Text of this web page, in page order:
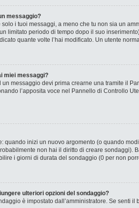
messaggio?
i tuoi messaggi, a meno che tu non sia un
limitato periodo di tempo dopo il suo
quante volte l’hai modificato. Un utente
miei messaggi?
un messaggio devi prima crearne una tramite il
l’apposita voce nel Pannello di Controllo
quando inizi un nuovo argomento (o quando
non hai il diritto di creare sondaggi).
i giorni di durata del sondaggio (0 per non
ulteriori opzioni del sondaggio?
è impostato dall’amministratore. Se